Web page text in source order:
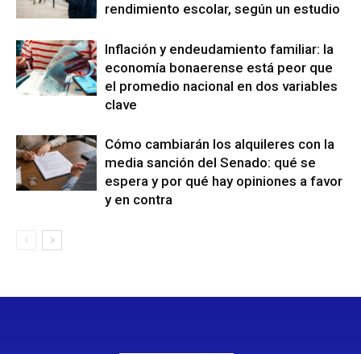
rendimiento escolar, según un estudio
Inflación y endeudamiento familiar: la
economía bonaerense está peor que
el promedio nacional en dos variables
clave
Cómo cambiarán los alquileres con la
media sanción del Senado: qué se
espera y por qué hay opiniones a favor
y en contra